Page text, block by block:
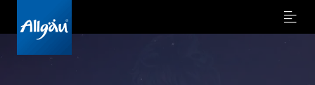
Menu